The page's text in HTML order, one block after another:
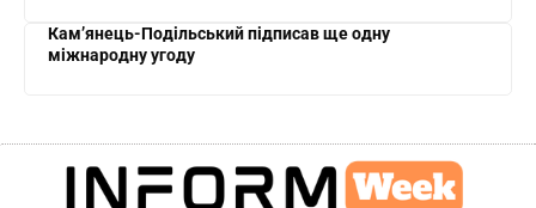
Кам’янець-Подільський підписав ще одну
міжнародну угоду